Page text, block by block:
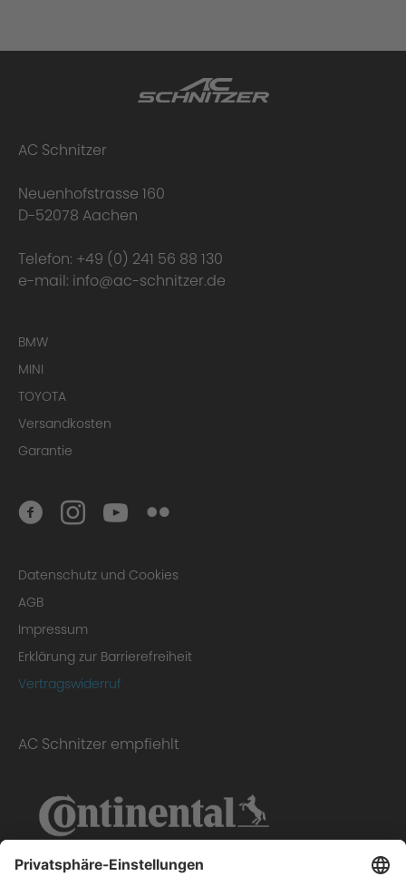
Tests
AC Schnitzer
Neuenhofstrasse 160
D-52078 Aachen
Telefon: +49 (0) 241 56 88 130
e-mail: info@ac-schnitzer.de
BMW
MINI
TOYOTA
Versandkosten
Garantie
Datenschutz und Cookies
AGB
Impressum
Erklärung zur Barrierefreiheit
Vertragswiderruf
AC Schnitzer empfiehlt